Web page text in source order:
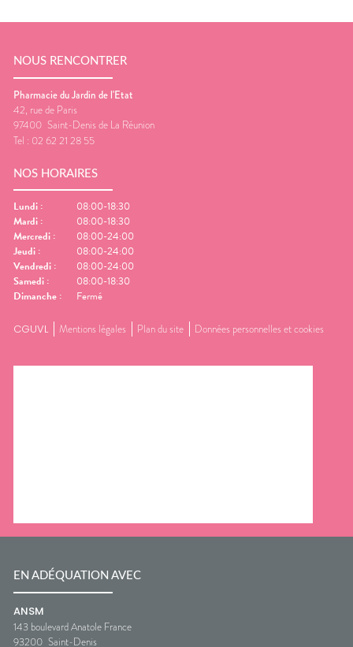
NOUS RENCONTRER
Pharmacie du Jardin de l'Etat
42, rue de Paris
97400 Saint-Denis de La Réunion
Tel : 02 62 21 28 55
NOS HORAIRES
Lundi :
08:00-18:30
Mardi :
08:00-18:30
Mercredi :
08:00-24:00
Jeudi :
08:00-24:00
Vendredi :
08:00-24:00
Samedi :
08:00-18:30
Dimanche : Fermé
CGUVL Mentions légales Plan du site Données personnelles et cookies
EN ADÉQUATION AVEC
ANSM
143 boulevard Anatole France
93200 Saint-Denis